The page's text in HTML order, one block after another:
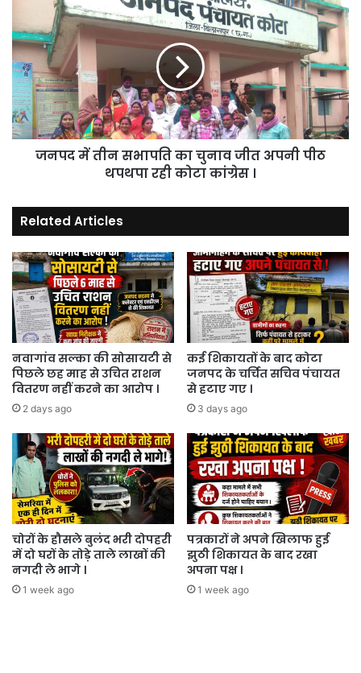
ले
गए
।
तीन
सभापति
का
चुनाव
जीत
अपनी
पीठ
थपथपा
कांग्रेस
जनपद में तीन सभापति का चुनाव जीत अपनी पीठ
थपथपा रही कोटा कांग्रेस ।
Related Articles
नवागांव सल्का की सोसायटी से
पिछले छह माह से उचित राशन
वितरण नहीं करने का आरोप ।
2 days ago
कई शिकायतों के बाद कोटा
जनपद के चर्चित सचिव पंचायत
से हटाए गए ।
3 days ago
चोरों के हौसले बुलंद भरी दोपहरी
में दो घरों के तोड़े ताले लाखों की
नगदी ले भागे ।
1 week ago
पत्रकारों ने अपने खिलाफ हुई
झुठी शिकायत के बाद रखा
अपना पक्ष ।
1 week ago